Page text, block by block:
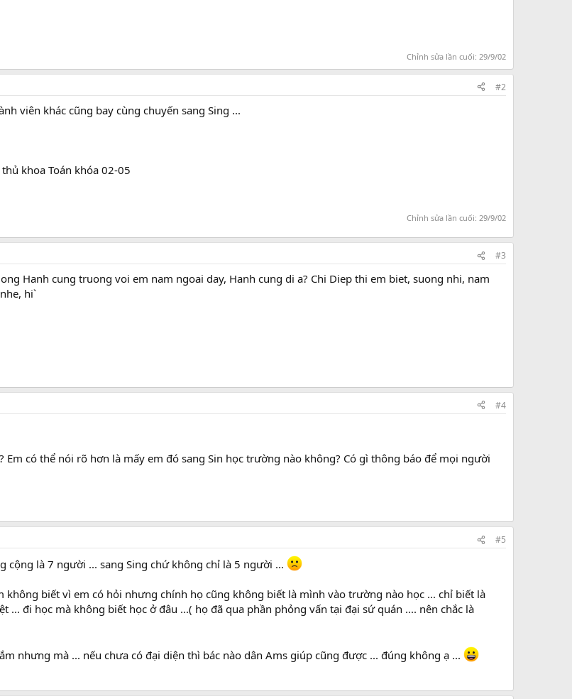
Chỉnh sửa lần cuối: 29/9/02
#2
viên khác cũng bay cùng chuyến sang Sing ...
khoa Toán khóa 02-05
Chỉnh sửa lần cuối: 29/9/02
#3
Hanh cung truong voi em nam ngoai day, Hanh cung di a? Chi Diep thi em biet, suong nhi, nam
hi`
#4
Em có thể nói rõ hơn là mấy em đó sang Sin học trường nào không? Có gì thông báo để mọi người
#5
là 7 người ... sang Sing chứ không chỉ là 5 người ...
không biết vì em có hỏi nhưng chính họ cũng không biết là mình vào trường nào học ... chỉ biết là
... đi học mà không biết học ở đâu ...( họ đã qua phần phỏng vấn tại đại sứ quán .... nên chắc là
nhưng mà ... nếu chưa có đại diện thì bác nào dân Ams giúp cũng được ... đúng không ạ ...